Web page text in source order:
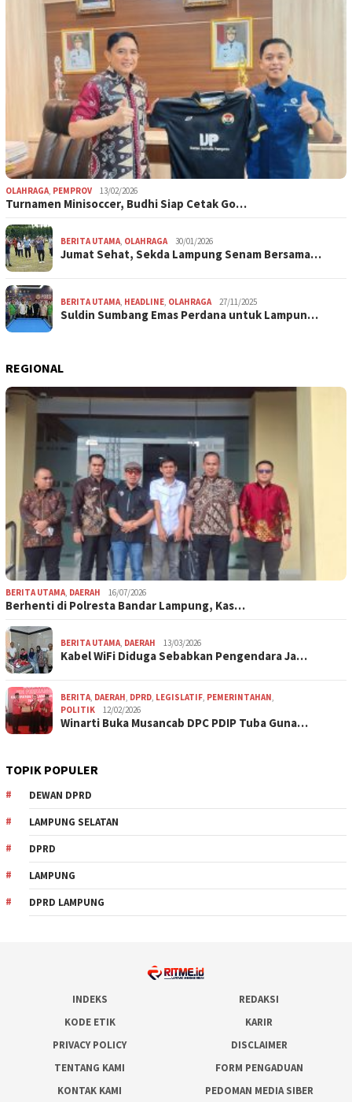
OLAHRAGA PEMPROV 13/02/2026
Turnamen Minisoccer, Budhi Siap Cetak Go…
BERITA UTAMA OLAHRAGA 30/01/2026
Jumat Sehat, Sekda Lampung Senam Bersama…
BERITA UTAMA HEADLINE OLAHRAGA 27/11/2025
Suldin Sumbang Emas Perdana untuk Lampun…
REGIONAL
BERITA UTAMA DAERAH 16/07/2026
Berhenti di Polresta Bandar Lampung, Kas…
BERITA UTAMA DAERAH 13/03/2026
Kabel WiFi Diduga Sebabkan Pengendara Ja…
BERITA DAERAH DPRD LEGISLATIF PEMERINTAHAN
POLITIK
12/02/2026
Winarti Buka Musancab DPC PDIP Tuba Guna…
TOPIK POPULER
DEWAN DPRD
LAMPUNG SELATAN
DPRD
LAMPUNG
DPRD LAMPUNG
INDEKS
REDAKSI
KODE ETIK
KARIR
PRIVACY POLICY
DISCLAIMER
TENTANG KAMI
FORM PENGADUAN
KONTAK KAMI
PEDOMAN MEDIA SIBER